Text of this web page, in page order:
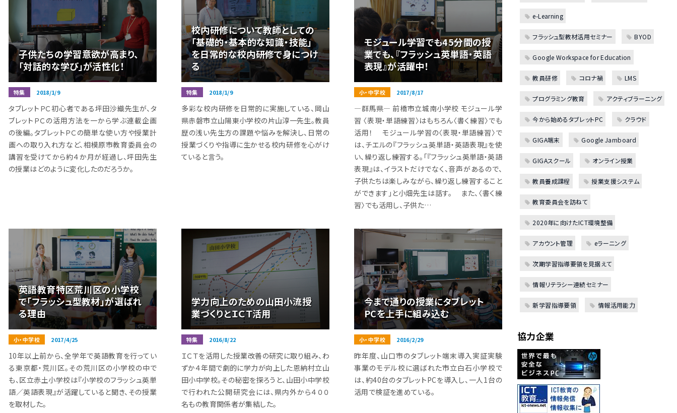
子供たちの学習意欲が高まり、
「対話的な学び」が活性化！
特集 2018/1/9
タブレットＰＣ初心者である坪田沙織先生が、タ
ブレットＰＣの活用方法を一から学ぶ連載企画
の後編。タブレットＰＣの簡単な使い方や授業計
画への取り入れ方など、相模原市教育委員会の
講習を受けてから約４か月が経過し、坪田先生
の授業はどのように変化したのだろうか。
校内研修について教師としての
「基礎的・基本的な知識・技能」
を日常的な校内研修で身につけ
る
特集 2018/1/9
多彩な校内研修を日常的に実施している、岡山
県赤磐市立山陽東小学校の片山淳一先生。教員
歴の浅い先生方の課題や悩みを解決し、日常の
授業づくりや指導に生かせる校内研修を心がけ
ていると言う。
モジュール学習でも45分間の授
業でも、『フラッシュ英単語・英語
表現』が活躍中！
小・中学校 2017/8/17
―群馬県― 前橋市立城南小学校 モジュール学
習 〈表現・単語練習〉はもちろん〈書く練習〉でも
活用！ モジュール学習の〈表現・単語練習〉で
は、チエルの『フラッシュ英単語・英語表現』を使
い、繰り返し練習する。「『フラッシュ英単語・英語
表現』は、イラストだけでなく、音声があるので、
子供たちは楽しみながら、繰り返し練習すること
ができます」と小畑先生は話す。 また、〈書く練
習〉でも活用し、子供た…
英語教育特区荒川区の小学校
で「フラッシュ型教材」が選ばれ
る理由
小・中学校 2017/4/25
10年以上前から、全学年で英語教育を行ってい
る東京都・荒川区。その荒川区の小学校の中で
も、区立赤土小学校は『小学校のフラッシュ英単
語／英語表現』が活躍していると聞き、その授業
を取材した。
学力向上のための山田小流授
業づくりとＩＣＴ活用
特集 2016/8/22
ＩＣＴを活用した授業改善の研究に取り組み、わ
ずか４年間で劇的に学力が向上した恩納村立山
田小中学校。その秘密を探ろうと、山田小中学校
で行われた公開研究会には、県内外から４００
名もの教育関係者が集結した。
今まで通りの授業にタブレット
PCを上手に組み込む
小・中学校 2016/2/29
昨年度、山口市のタブレット端末導入実証実験
事業のモデル校に選ばれた市立白石小学校で
は、約40台のタブレットPCを導入し、一人1台の
活用で検証を進めている。
e-Learning
フラッシュ型教材活用セミナー BYOD
Google Workspace for Education
教員研修 コロナ禍 LMS
プログラミング教育 アクティブラーニング
今から始めるタブレットPC クラウド
GIGA端末 Google Jamboard
GIGAスクール オンライン授業
教員養成課程 授業支援システム
教育委員会を訪ねて
2020年に向けたICT環境整備
アカウント管理 eラーニング
次期学習指導要領を見据えて
情報リテラシー連続セミナー
新学習指導要領 情報活用能力
協力企業